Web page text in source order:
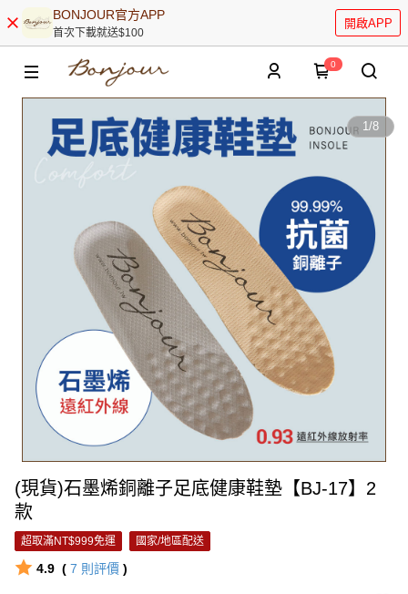
BONJOUR官方APP
首次下載就送$100
開啟APP
0
1/8
(現貨)石墨烯銅離子足底健康鞋墊【BJ-17】2
款
超取滿NT$999免運 國家/地區配送
4.9 ( 7 則評價 )